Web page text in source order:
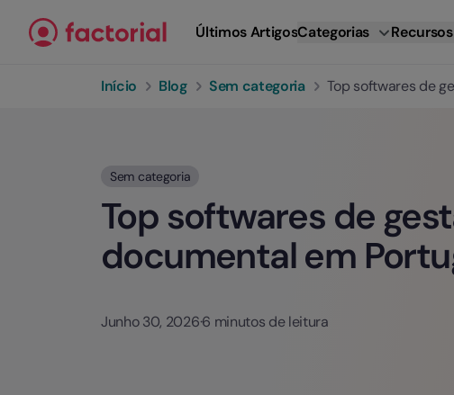
Últimos ArtigosCategorias
Início Blog Sem categoria Top softwares de
Sem categoria
Top softwares de
documental em
Junho 30, 2026·6 minutos de leitura